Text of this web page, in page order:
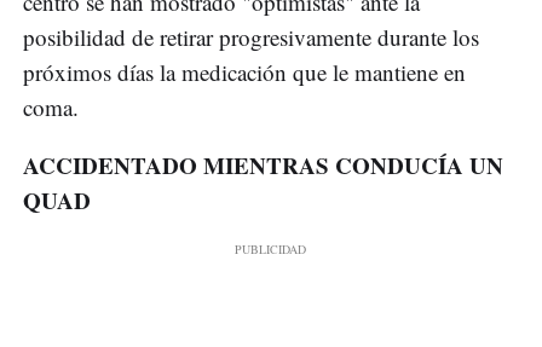
posibilidad de retirar progresivamente durante los
próximos días la medicación que le mantiene en
coma.
ACCIDENTADO MIENTRAS CONDUCÍA UN
QUAD